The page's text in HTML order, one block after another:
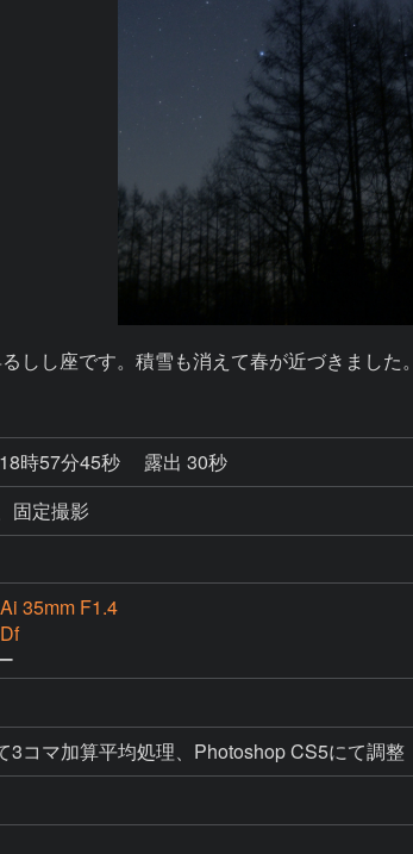
しし座です。積雪も消えて春が近づきました。
時57分45秒
露出 30秒
固定撮影
Ai 35mm F1.4
Df
3コマ加算平均処理、Photoshop CS5にて調整